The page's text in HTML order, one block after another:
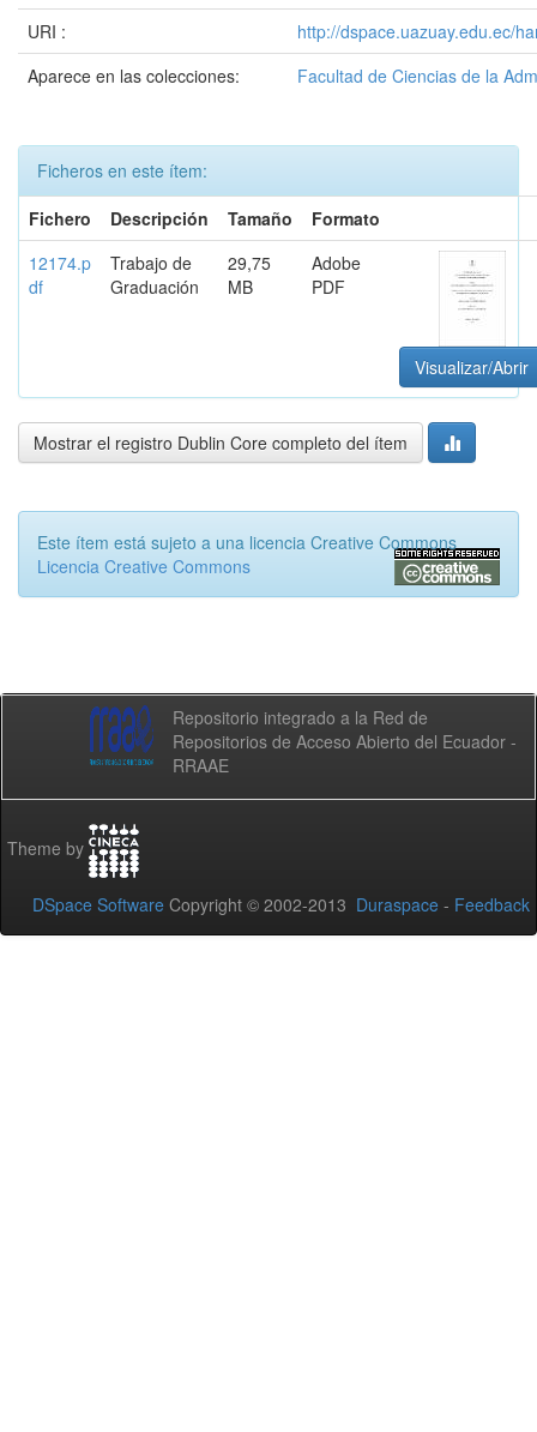
URI :
http://dspace.uazuay.edu.ec/
Aparece en las colecciones:
Facultad de Ciencias de la
Ficheros en este ítem:
Fichero
Descripción Tamaño
Formato
12174.p
df
Trabajo de
Graduación
29,75
MB
Adobe
PDF
Visualizar/Abrir
Mostrar el registro Dublin Core completo del ítem
Este ítem está sujeto a una licencia Creative Commons
Licencia Creative Commons
Repositorio integrado a la Red de
Repositorios de Acceso Abierto del Ecuador -
RRAAE
Theme by
DSpace Software Copyright © 2002-2013 Duraspace - Feedback